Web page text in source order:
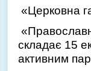
«Церковна
складає 15
активним